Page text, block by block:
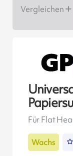
Vergleichen
Für Flat
Wachs